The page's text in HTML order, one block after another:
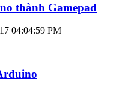
thành Gamepad
04:04:59 PM